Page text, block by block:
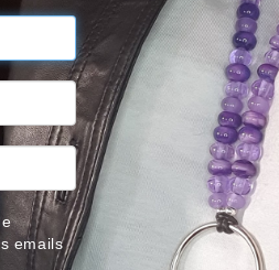
Liloo Créations
41 rue magenta
84100 Orange
France
06 01 98 98 90
contact@liloo-creations.com
emails